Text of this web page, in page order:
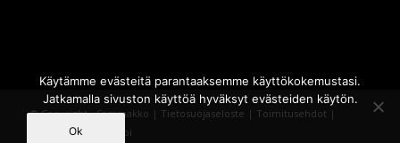
© Copyright - Sammakko | Tietosuojaseloste | Toimitusehdot |
Powered by
iQWebbi
Käytämme evästeitä parantaaksemme käyttökokemustasi.
Jatkamalla sivuston käyttöä hyväksyt evästeiden käytön.
Ok